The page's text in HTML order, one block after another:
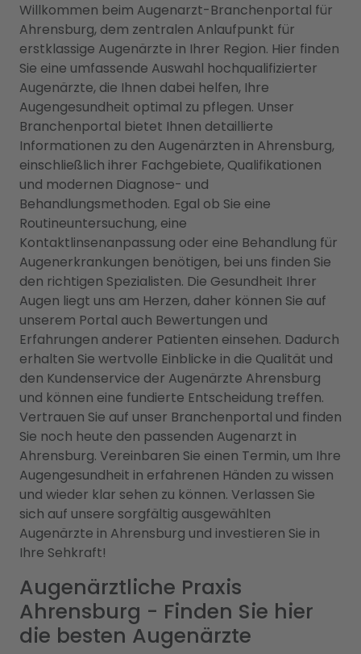
Willkommen beim Augenarzt-Branchenportal für
Ahrensburg, dem zentralen Anlaufpunkt für
erstklassige Augenärzte in Ihrer Region. Hier finden
Sie eine umfassende Auswahl hochqualifizierter
Augenärzte, die Ihnen dabei helfen, Ihre
Augengesundheit optimal zu pflegen. Unser
Branchenportal bietet Ihnen detaillierte
Informationen zu den Augenärzten in Ahrensburg,
einschließlich ihrer Fachgebiete, Qualifikationen
und modernen Diagnose- und
Behandlungsmethoden. Egal ob Sie eine
Routineuntersuchung, eine
Kontaktlinsenanpassung oder eine Behandlung für
Augenerkrankungen benötigen, bei uns finden Sie
den richtigen Spezialisten. Die Gesundheit Ihrer
Augen liegt uns am Herzen, daher können Sie auf
unserem Portal auch Bewertungen und
Erfahrungen anderer Patienten einsehen. Dadurch
erhalten Sie wertvolle Einblicke in die Qualität und
den Kundenservice der Augenärzte Ahrensburg
und können eine fundierte Entscheidung treffen.
Vertrauen Sie auf unser Branchenportal und finden
Sie noch heute den passenden Augenarzt in
Ahrensburg. Vereinbaren Sie einen Termin, um Ihre
Augengesundheit in erfahrenen Händen zu wissen
und wieder klar sehen zu können. Verlassen Sie
sich auf unsere sorgfältig ausgewählten
Augenärzte in Ahrensburg und investieren Sie in
Ihre Sehkraft!
Augenärztliche Praxis
Ahrensburg - Finden Sie hier
die besten Augenärzte